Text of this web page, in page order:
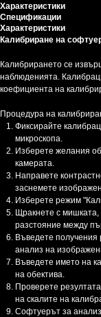
Характеристики
Спецификации
Характеристики
Калибриране на
Калибрирането се
наблюденията.
коефициента на
Процедура на
Фиксирайте
микроскопа.
Изберете желания
камерата.
Направете
заснемете
Изберете режим
Щракнете с
разстояние между
Въведете получения
анализ на
Въведете името на
на обектива.
Проверете
на скалите на
Софтуерът за